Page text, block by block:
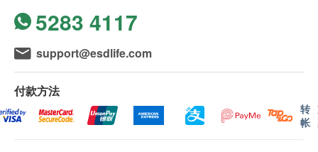
$400 AEON 礼券
血脂
高密度胆固醇
总及高密度胆固醇比例
甘油三酯
5283 4117
support@esdlife.com
付款方法
转
帐